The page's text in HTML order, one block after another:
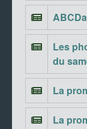
Les
du
La
La